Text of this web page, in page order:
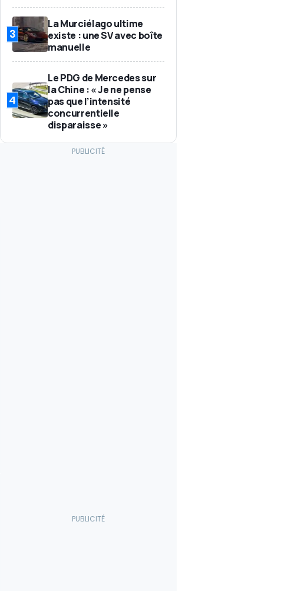
3
La Murciélago ultime
existe : une SV avec boîte
manuelle
4
Le PDG de Mercedes sur
la Chine : « Je ne pense
pas que l’intensité
concurrentielle
disparaisse »